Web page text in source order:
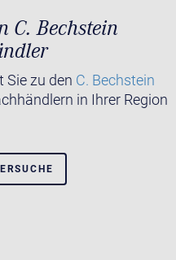
C. Bechstein
Sie zu den C. Bechstein
in Ihrer Region